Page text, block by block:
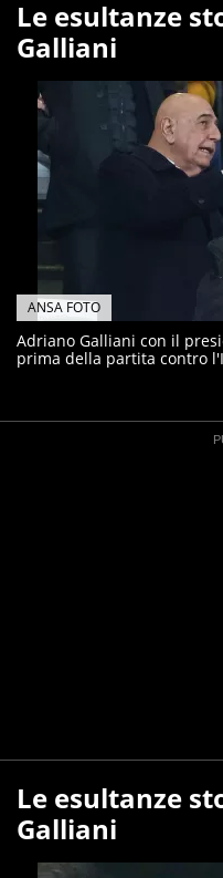
Le esultanze
Galliani
ANSA FOTO
Adriano Galliani con il
prima della partita contro
Le esultanze
Galliani